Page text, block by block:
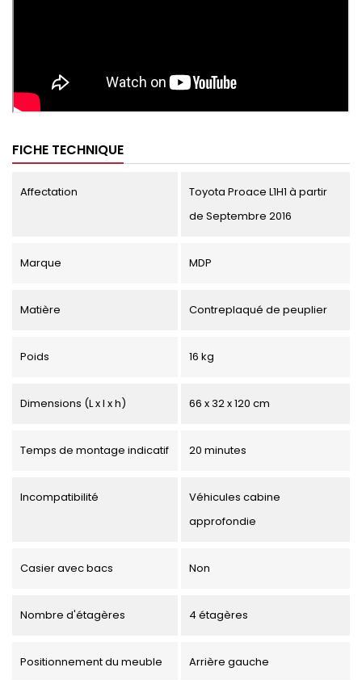
FICHE TECHNIQUE
Affectation
Toyota Proace L1H1 à partir
de Septembre 2016
Marque MDP
Matière Contreplaqué de peuplier
Poids 16 kg
Dimensions (L x l x h) 66 x 32 x 120 cm
Temps de montage indicatif 20 minutes
Incompatibilité
Véhicules cabine
approfondie
Casier avec bacs Non
Nombre d'étagères 4 étagères
Positionnement du meuble Arrière gauche